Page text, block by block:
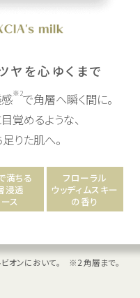
ヤを心ゆくまで
※2で角層へ瞬く間に。
覚めるような、
りた肌へ。
満ちる
浸透
ス
フローラル
ウッディムスキー
の香り
オンにおいて。 ※2 角層まで。